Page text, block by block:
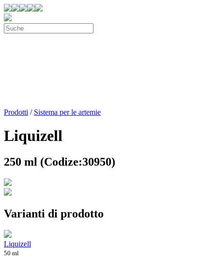
Prodotti / Sistema per le artemie
Liquizell
250 ml (Codize:30950)
Varianti di prodotto
Liquizell
50 ml